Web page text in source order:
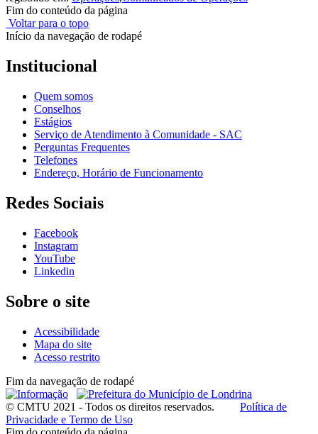
Fim do conteúdo da página
Voltar para o topo
Início da navegação de rodapé
Institucional
Quem somos
Conselhos
Estágios
Serviço de Atendimento à Comunidade - SAC
Perguntas Frequentes
Telefones
Endereço, Horário de Funcionamento
Redes Sociais
Facebook
Instagram
YouTube
Linkedin
Sobre o site
Acessibilidade
Mapa do site
Acesso restrito
Fim da navegação de rodapé
© CMTU 2021 - Todos os direitos reservados. Política de
Privacidade e Termo de Uso